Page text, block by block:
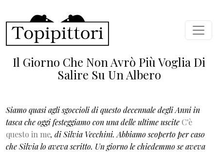
Il Giorno Che Non Avrò Più Voglia Di
Salire Su Un Albero
Siamo quasi agli sgoccioli di questo decennale degli Anni in
tasca che oggi festeggiamo con una delle ultime uscite C'è
questo in me, di Silvia Vecchini. Abbiamo scoperto per caso
che Silvia lo aveva scritto. Un giorno le chiedemmo se aveva